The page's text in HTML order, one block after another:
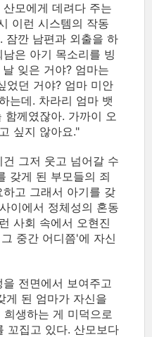
모에게 데려다 주는
이런 시스템의 작동
잠깐 남편과 외출을 하
은 아기 목소리를 빙
잊은 거야? 엄마는
었던 거야? 엄마 미안
는데. 차라리 엄마 뱃
함께였잖아. 가까이 오
싶지 않아요."
그저 웃고 넘어갈 수
갖게 된 부모들의 죄
고 그래서 아기를 갖
이에서 정체성의 혼동
사회 속에서 오현진
중간 어디쯤'에 자신
전면에서 보여주고
게 된 엄마가 자신을
생하는 게 미덕으로
꼬집고 있다. 산모보다